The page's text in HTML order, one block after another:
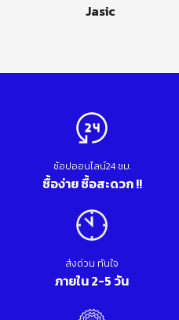
Stanley
ช้อปออนไลน์24 ชม.
ซื้อง่าย ซื้อสะดวก !!
ส่งด่วน ทันใจ
ภายใน 2-5 วัน